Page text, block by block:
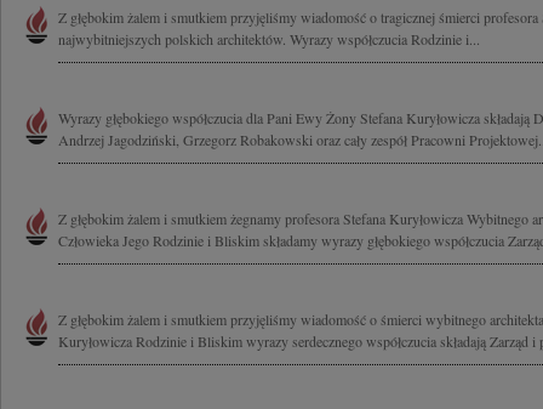
Z głębokim żalem i smutkiem przyjęliśmy wiadomość o tragicznej śmierci
najwybitniejszych polskich architektów. Wyrazy współczucia Rodzinie i...
Wyrazy głębokiego współczucia dla Pani Ewy Żony Stefana Kuryłowicza składają
Andrzej Jagodziński, Grzegorz Robakowski oraz cały zespół Pracowni
Z głębokim żalem i smutkiem żegnamy profesora Stefana Kuryłowicza Wybitnego
Człowieka Jego Rodzinie i Bliskim składamy wyrazy głębokiego współczucia
Z głębokim żalem i smutkiem przyjęliśmy wiadomość o śmierci wybitnego
Kuryłowicza Rodzinie i Bliskim wyrazy serdecznego współczucia składają Zarząd i